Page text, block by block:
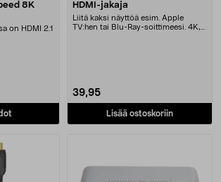
8K
on HDMI 2.1
HDMI-jakaja
Liitä kaksi näyttöä esim. Apple
TV:hen tai Blu-Ray-soittimeesi. 4K,
39,95
Lisää ostoskoriin